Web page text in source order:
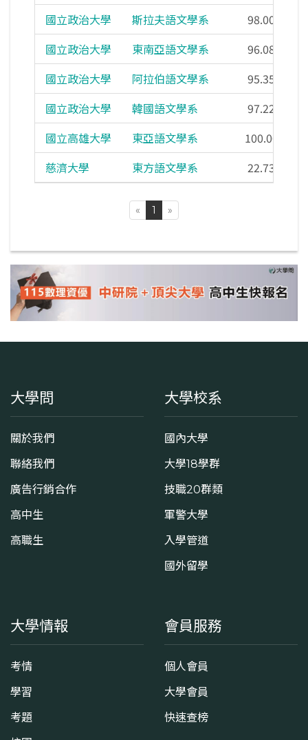
國立政治大學
斯拉夫語文學系
98.00%
國立政治大學
東南亞語文學系
96.08%
國立政治大學
阿拉伯語文學系
95.35%
國立政治大學
韓國語文學系
97.22%
國立高雄大學
東亞語文學系
100.00%
慈濟大學
東方語文學系 22.73%
« 1 »
大學問
關於我們
聯絡我們
廣告行銷合作
高中生
高職生
大學校系
國內大學
大學18學群
技職20群類
軍警大學
入學管道
國外留學
大學情報
考情
學習
考題
會員服務
個人會員
大學會員
快速查榜